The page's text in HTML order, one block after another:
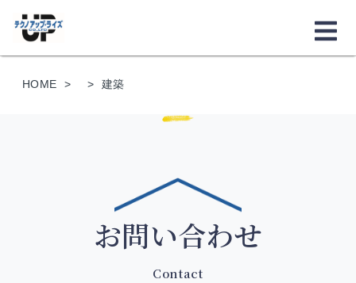
HOME 建築
お問い合わせ
Contact